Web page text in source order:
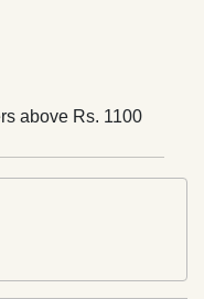
above Rs. 1100